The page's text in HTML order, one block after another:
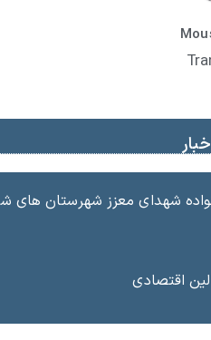
شهدای معزز شهرستان
اقتصادی